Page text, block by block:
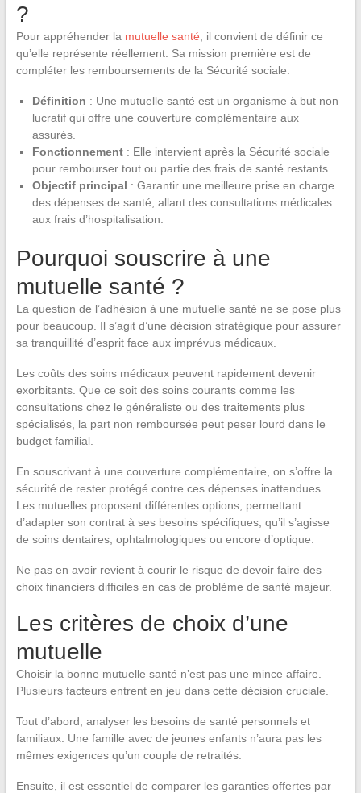
?
Pour appréhender la mutuelle santé , il convient de définir ce
qu’elle représente réellement. Sa mission première est de
compléter les remboursements de la Sécurité sociale.
Définition : Une mutuelle santé est un organisme à but non
lucratif qui offre une couverture complémentaire aux
assurés.
Fonctionnement: Elle intervient après la Sécurité sociale
pour rembourser tout ou partie des frais de santé restants.
Objectif principal : Garantir une meilleure prise en charge
des dépenses de santé, allant des consultations médicales
aux frais d’hospitalisation.
Pourquoi souscrire à une
mutuelle santé ?
La question de l’adhésion à une mutuelle santé ne se pose plus
pour beaucoup. Il s’agit d’une décision stratégique pour assurer
sa tranquillité d’esprit face aux imprévus médicaux.
Les coûts des soins médicaux peuvent rapidement devenir
exorbitants. Que ce soit des soins courants comme les
consultations chez le généraliste ou des traitements plus
spécialisés, la part non remboursée peut peser lourd dans le
budget familial.
En souscrivant à une couverture complémentaire, on s’offre la
sécurité de rester protégé contre ces dépenses inattendues.
Les mutuelles proposent différentes options, permettant
d’adapter son contrat à ses besoins spécifiques, qu’il s’agisse
de soins dentaires, ophtalmologiques ou encore d’optique.
Ne pas en avoir revient à courir le risque de devoir faire des
choix financiers difficiles en cas de problème de santé majeur.
Les critères de choix d’une
mutuelle
Choisir la bonne mutuelle santé n’est pas une mince affaire.
Plusieurs facteurs entrent en jeu dans cette décision cruciale.
Tout d’abord, analyser les besoins de santé personnels et
familiaux. Une famille avec de jeunes enfants n’aura pas les
mêmes exigences qu’un couple de retraités.
Ensuite, il est essentiel de comparer les garanties offertes par